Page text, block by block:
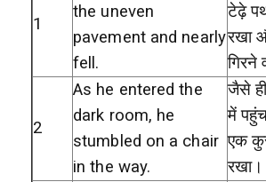
1
the uneven
pavement and nearly
fell.
टेढ़े
रखा
गिरने
2
As he entered the
dark room, he
stumbled on a chair
in the way.
जैसे
में
एक
रखा।